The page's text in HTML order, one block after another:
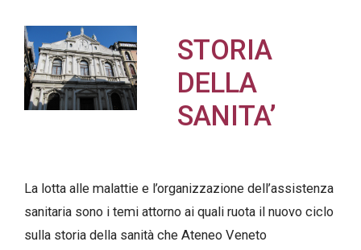
STORIA
DELLA
SANITA’
La lotta alle malattie e l’organizzazione dell’assistenza
sanitaria sono i temi attorno ai quali ruota il nuovo ciclo
sulla storia della sanità che Ateneo Veneto
newsletter:
Acconsento
all'uso dei
miei dati